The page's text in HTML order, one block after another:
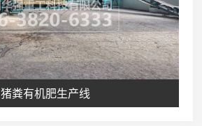
猪粪有机肥生产线